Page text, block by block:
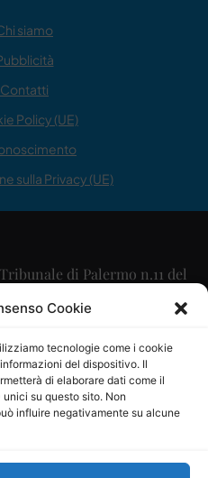
Cookie
tecnologie come i cookie
del dispositivo. Il
di elaborare dati come il
su questo sito. Non
influire negativamente su alcune
siamo
Contatti
Policy (UE)
sulla Privacy (UE)
di Palermo n.11 del
2015
Maurizio Scaglione
Maria Calabrese